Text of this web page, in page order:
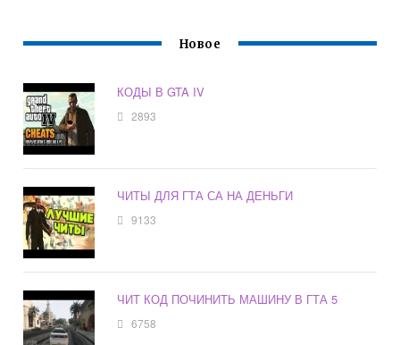
Новое
КОДЫ В GTA IV
2893
ЧИТЫ ДЛЯ ГТА СА НА ДЕНЬГИ
9133
ЧИТ КОД ПОЧИНИТЬ МАШИНУ В ГТА 5
6758